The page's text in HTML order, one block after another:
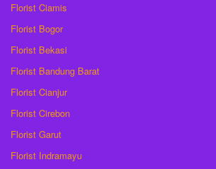
Florist Ciamis
Florist Bogor
Florist Bekasi
Florist Bandung Barat
Florist Cianjur
Florist Cirebon
Florist Garut
Florist Indramayu